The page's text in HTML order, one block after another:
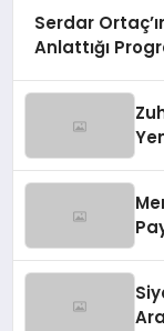
Serdar
Anlattığı